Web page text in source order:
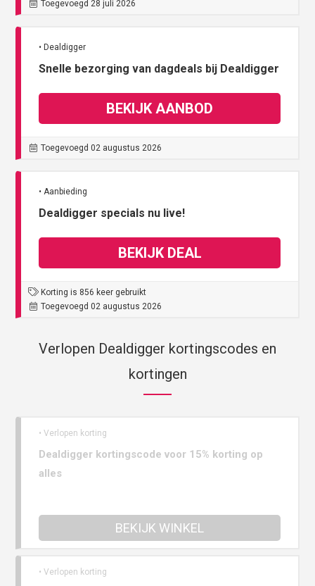
Toegevoegd 28 juli 2026
• Dealdigger
Snelle bezorging van dagdeals bij Dealdigger
BEKIJK AANBOD
Toegevoegd 02 augustus 2026
• Aanbieding
Dealdigger specials nu live!
BEKIJK DEAL
Korting is 856 keer gebruikt
Toegevoegd 02 augustus 2026
Verlopen Dealdigger kortingscodes en
kortingen
• Verlopen korting
Dealdigger kortingscode voor 15% korting op
alles
BEKIJK WINKEL
• Verlopen korting